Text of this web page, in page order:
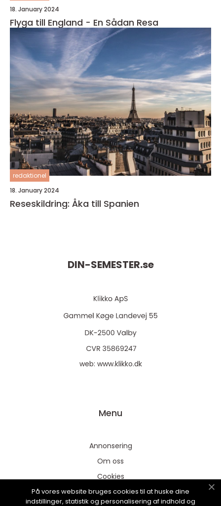
18. January 2024
Flyga till England - En Sådan Resa
redaktionel
18. January 2024
Reseskildring: Åka till Spanien
DIN-SEMESTER.se
web: www.klikko.dk
Menu
Annonsering
Om oss
Cookies
Kontakta oss
På vores website bruges cookies til at huske dine
indstillinger, statistik og personalisering af indhold og